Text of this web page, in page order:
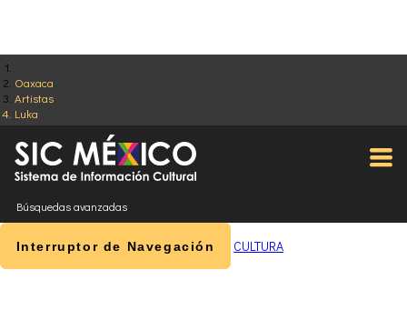
Oaxaca
Artistas
Luka
Búsquedas avanzadas
Interruptor de Navegación CULTURA